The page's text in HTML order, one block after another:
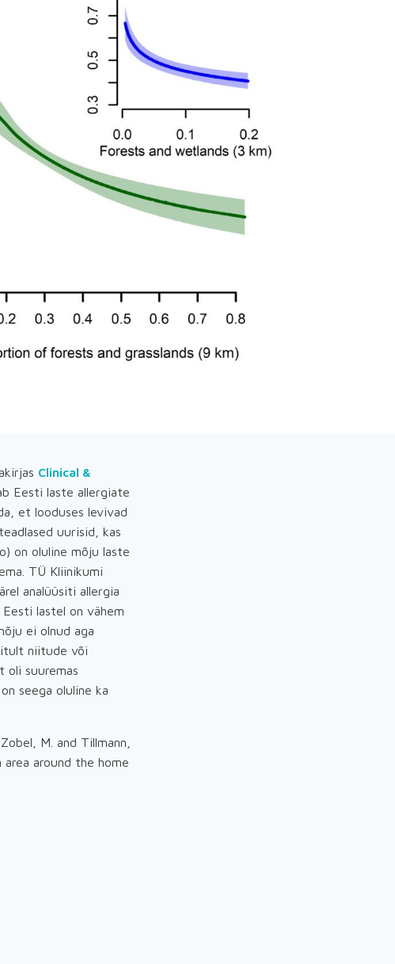
Clinical &
Eesti laste allergiate
et looduses levivad
uurisid, kas
on oluline mõju laste
TÜ Kliinikumi
analüüsiti allergia
lastel on vähem
ei olnud aga
niitude või
oli suuremas
seega oluline ka
M. and Tillmann,
around the home